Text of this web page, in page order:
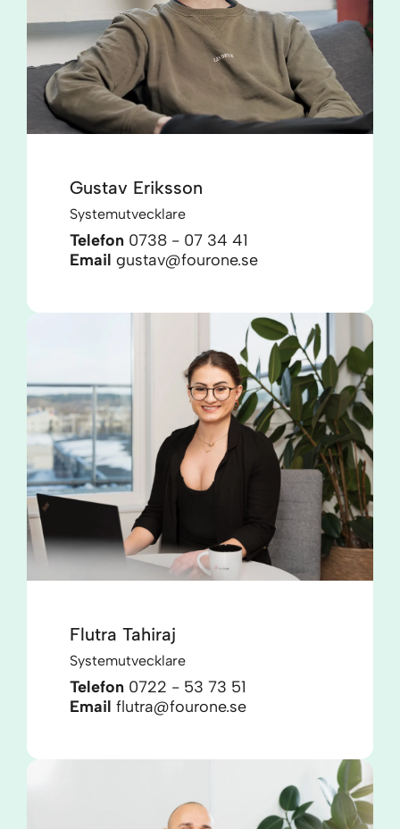
Gustav Eriksson
Systemutvecklare
Telefon 0738 - 07 34 41
Email gustav@fourone.se
Flutra Tahiraj
Systemutvecklare
Telefon 0722 - 53 73 51
Email flutra@fourone.se